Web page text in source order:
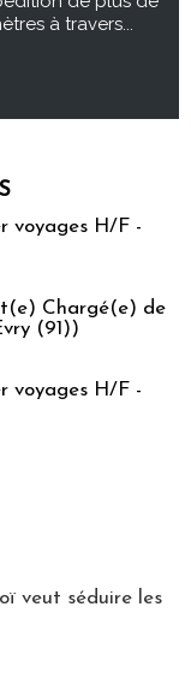
à travers...
voyages H/F -
Chargé(e) de
(91))
voyages H/F -
veut séduire les